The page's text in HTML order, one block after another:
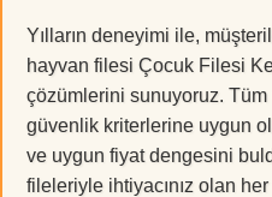
Yılların deneyimi ile,
hayvan filesi Çocuk Filesi
çözümlerini sunuyoruz. Tüm
güvenlik kriterlerine uygun
ve uygun fiyat dengesini
fileleriyle ihtiyacınız olan